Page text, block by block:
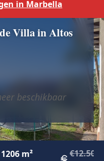
in Marbella
Villa in Altos
beschikbaar
1206 m²